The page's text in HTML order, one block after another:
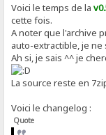
Voici le temps de la
cette fois.
A noter que l'archive
auto-extractible, je ne
Ah si, je sais ^^ je
La source reste en
Voici le changelog :
Quote